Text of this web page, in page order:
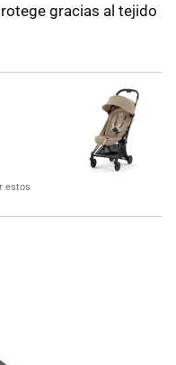
gracias al tejido
estos